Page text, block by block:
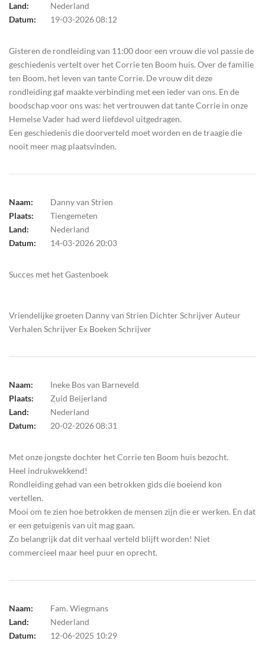
Land:
Nederland
Datum:
19-03-2026 08:12
Gisteren de rondleiding van 11:00 door een vrouw die vol passie de
geschiedenis vertelt over het Corrie ten Boom huis. Over de familie
ten Boom, het leven van tante Corrie. De vrouw dit deze
rondleiding gaf maakte verbinding met een ieder van ons. En de
boodschap voor ons was: het vertrouwen dat tante Corrie in onze
Hemelse Vader had werd liefdevol uitgedragen.
Een geschiedenis die doorverteld moet worden en de traagie die
nooit meer mag plaatsvinden.
Naam:
Danny van Strien
Plaats:
Tiengemeten
Land:
Nederland
Datum:
14-03-2026 20:03
Succes met het Gastenboek
Vriendelijke groeten Danny van Strien Dichter Schrijver Auteur
Verhalen Schrijver Ex Boeken Schrijver
Naam:
Ineke Bos van Barneveld
Plaats:
Zuid Beijerland
Land:
Nederland
Datum:
20-02-2026 08:31
Met onze jongste dochter het Corrie ten Boom huis bezocht.
Heel indrukwekkend!
Rondleiding gehad van een betrokken gids die boeiend kon
vertellen.
Mooi om te zien hoe betrokken de mensen zijn die er werken. En dat
er een getuigenis van uit mag gaan.
Zo belangrijk dat dit verhaal verteld blijft worden! Niet
commercieel maar heel puur en oprecht.
Naam:
Fam. Wiegmans
Land:
Nederland
Datum:
12-06-2025 10:29